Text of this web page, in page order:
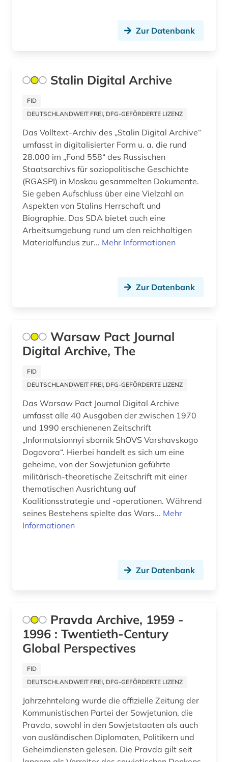
philosophie (1)
polen (2)
polen <volk> (1)
politik (2)
politisch verfolgter (2)
pravda (2)
pravda (zeitung) (1)
quelle (2)
reaktorunfall (2)
religiöse verfolgung (1)
restitution (1)
russisch (1)
russisch-ukrainischer krieg (1)
russland (42)
samisdat (1)
sammlung (1)
sowjetunion (75)
soziologie (1)
stalin (1)
stalinismus (2)
straflager (1)
Zur Datenbank
Stalin Digital Archive
FID
DEUTSCHLANDWEIT FREI, DFG-GEFÖRDERTE LIZENZ
Das Volltext-Archiv des „Stalin Digital Archive“
umfasst in digitalisierter Form u. a. die rund
28.000 im „Fond 558“ des Russischen
Staatsarchivs für soziopolitische Geschichte
(RGASPI) in Moskau gesammelten Dokumente.
Sie geben Aufschluss über eine Vielzahl an
Aspekten von Stalins Herrschaft und
Biographie. Das SDA bietet auch eine
Arbeitsumgebung rund um den reichhaltigen
Materialfundus zur... Mehr Informationen
Zur Datenbank
Warsaw Pact Journal
Digital Archive, The
FID
DEUTSCHLANDWEIT FREI, DFG-GEFÖRDERTE LIZENZ
Das Warsaw Pact Journal Digital Archive
umfasst alle 40 Ausgaben der zwischen 1970
und 1990 erschienenen Zeitschrift
„Informatsionnyi sbornik ShOVS Varshavskogo
Dogovora“. Hierbei handelt es sich um eine
geheime, von der Sowjetunion geführte
militärisch-theoretische Zeitschrift mit einer
thematischen Ausrichtung auf
Koalitionsstrategie und -operationen. Während
seines Bestehens spielte das Wars... Mehr
Informationen
Zur Datenbank
Pravda Archive, 1959 -
1996 : Twentieth-Century
Global Perspectives
FID
DEUTSCHLANDWEIT FREI, DFG-GEFÖRDERTE LIZENZ
Jahrzehntelang wurde die offizielle Zeitung der
Kommunistischen Partei der Sowjetunion, die
Pravda, sowohl in den Sowjetstaaten als auch
von ausländischen Diplomaten, Politikern und
Geheimdiensten gelesen. Die Pravda gilt seit